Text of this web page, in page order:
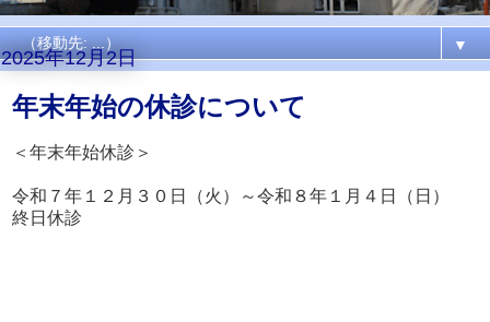
▼
2025年12月2日
年末年始の休診について
＜年末年始休診＞
令和７年１２月３０日（火）～令和８年１月４日（日）
終日休診